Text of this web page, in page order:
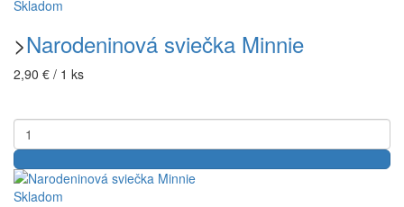
Skladom
>Narodeninová sviečka Minnie
2,90 € / 1 ks
Skladom